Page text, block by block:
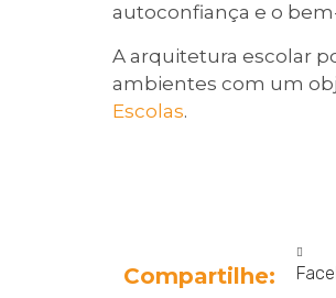
autoconfiança e o
A arquitetura escolar
ambientes com um
Escolas.
Compartilhe: